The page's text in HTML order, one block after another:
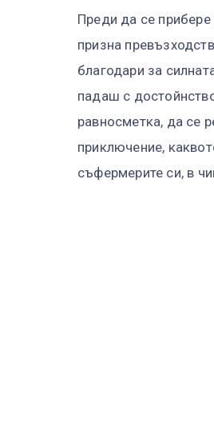
Преди да се
призна
благодари за
падаш с
равносметка, да се
приключение,
съфермерите си, в